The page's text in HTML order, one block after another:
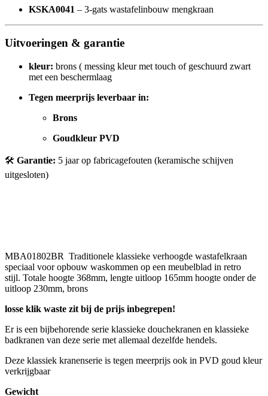
KSKA0041 – 3-gats wastafelinbouw mengkraan
Uitvoeringen & garantie
kleur: brons ( messing kleur met touch of geschuurd zwart
met een beschermlaag
Tegen meerprijs leverbaar in:
Brons
Goudkleur PVD
🛠️ Garantie: 5 jaar op fabricagefouten (keramische schijven
uitgesloten)
MBA01802BR Traditionele klassieke verhoogde wastafelkraan
speciaal voor opbouw waskommen op een meubelblad in retro
stijl. Totale hoogte 368mm, lengte uitloop 165mm hoogte onder de
uitloop 230mm, brons
losse klik waste zit bij de prijs inbegrepen!
Er is een bijbehorende serie klassieke douchekranen en klassieke
badkranen van deze serie met allemaal dezelfde hendels.
Deze klassiek kranenserie is tegen meerprijs ook in PVD goud kleur
verkrijgbaar
Gewicht